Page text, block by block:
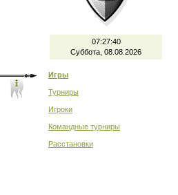
07:27:40
Суббота, 08.08.2026
Игры
Турниры
Игроки
Командные турниры
Расстановки